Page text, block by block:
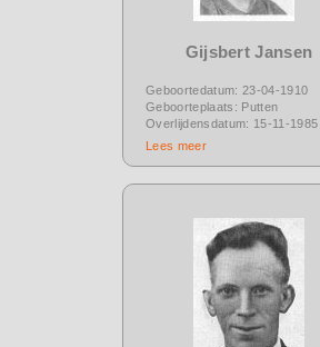
Gijsbert Jansen
Geboortedatum: 23-04-1910
Geboorteplaats: Putten
Overlijdensdatum: 15-11-1985
Lees meer